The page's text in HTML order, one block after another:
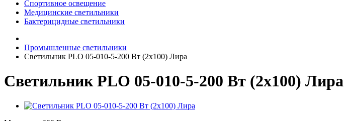
Спортивное освещение
Медицинские светильники
Бактерицидные светильники
Промышленные светильники
Светильник PLO 05-010-5-200 Вт (2х100) Лира
Светильник PLO 05-010-5-200 Вт (2х100) Лира